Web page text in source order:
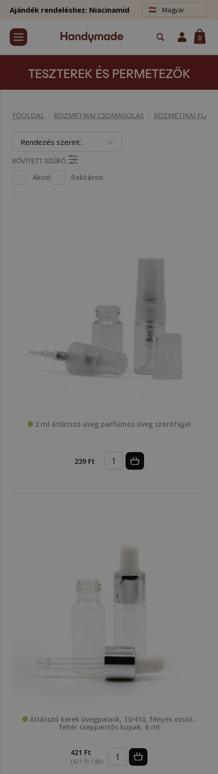
Ajándék rendeléshez: Niacinamid Magyar
0
TESZTEREK ÉS PERMETEZŐK
FŐOLDAL KOZMETIKAI CSOMAGOLÁS KOZMETIKAI
Rendezés szerint:
BŐVÍTETT SZŰRŐ
Akció
Raktáron
2 ml átlátszó üveg parfümös üveg szórófejjel
239 Ft
Átlátszó kerek üvegpalack, 13/410, fényes ezüst-
fehér cseppentős kupak, 6 ml
421 Ft
(421 Ft / db)